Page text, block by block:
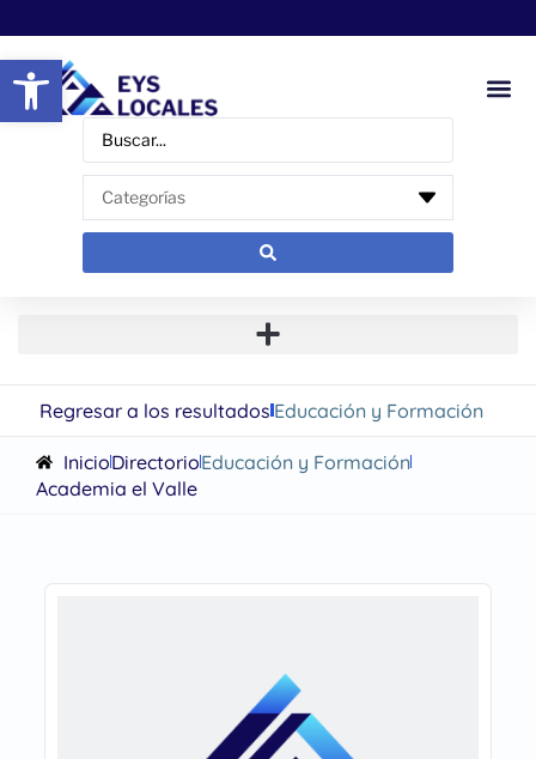
Abrir barra de herramientas
Regresar a los resultadosEducación y Formación
InicioDirectorioEducación y Formación
Academia el Valle